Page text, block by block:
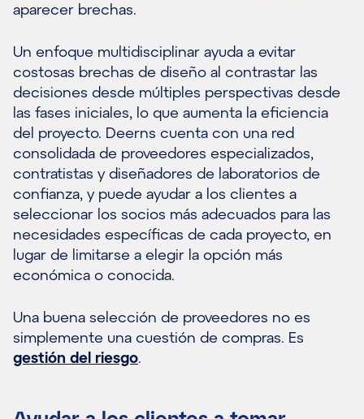
aparecer brechas.
Un enfoque multidisciplinar ayuda a evitar
costosas brechas de diseño al contrastar las
decisiones desde múltiples perspectivas desde
las fases iniciales, lo que aumenta la eficiencia
del proyecto. Deerns cuenta con una red
consolidada de proveedores especializados,
contratistas y diseñadores de laboratorios de
confianza, y puede ayudar a los clientes a
seleccionar los socios más adecuados para las
necesidades específicas de cada proyecto, en
lugar de limitarse a elegir la opción más
económica o conocida.
Una buena selección de proveedores no es
simplemente una cuestión de compras. Es
gestión del riesgo.